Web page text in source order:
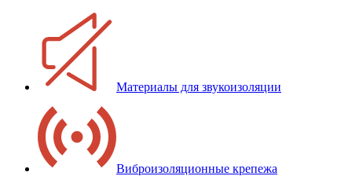
Материалы для звукоизоляции
Виброизоляционные крепежа